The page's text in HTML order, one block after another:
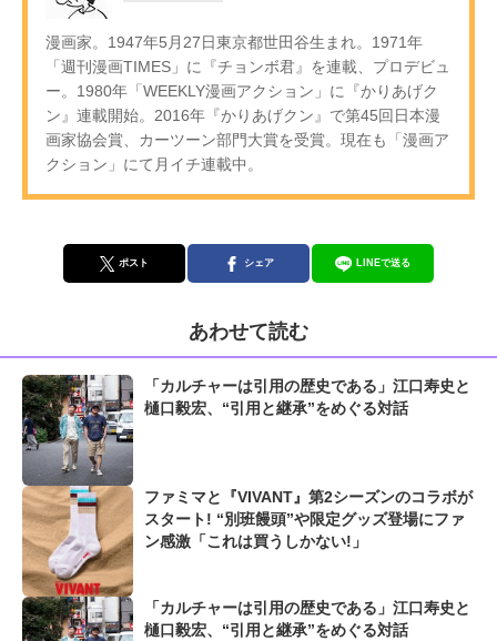
漫画家。1947年5月27日東京都世田谷生まれ。1971年
「週刊漫画TIMES」に『チョンボ君』を連載、プロデビュ
ー。1980年「WEEKLY漫画アクション」に『かりあげク
ン』連載開始。2016年『かりあげクン』で第45回日本漫
画家協会賞、カーツーン部門大賞を受賞。現在も「漫画ア
クション」にて月イチ連載中。
ポスト シェア LINEで送る
あわせて読む
「カルチャーは引用の歴史である」江口寿史と
樋口毅宏、“引用と継承”をめぐる対話
ファミマと『VIVANT』第2シーズンのコラボが
スタート! “別班饅頭”や限定グッズ登場にファ
ン感激「これは買うしかない!」
「カルチャーは引用の歴史である」江口寿史と
樋口毅宏、“引用と継承”をめぐる対話